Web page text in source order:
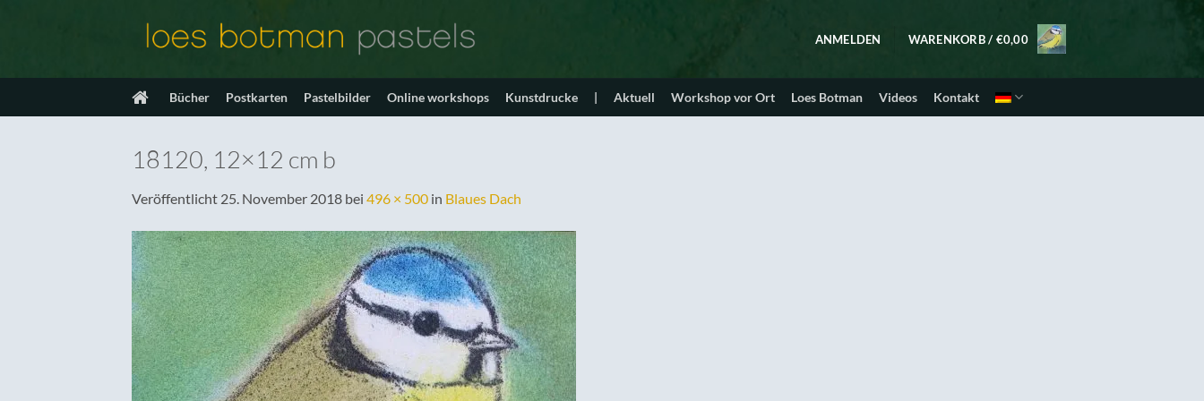
ANMELDEN WARENKORB / €0,00
Bücher Postkarten Pastelbilder Online workshops Kunstdrucke | Aktuell Workshop vor Ort Loes Botman Videos Kontakt
18120, 12×12 cm b
Veröffentlicht 25. November 2018 bei 496 × 500 in Blaues Dach